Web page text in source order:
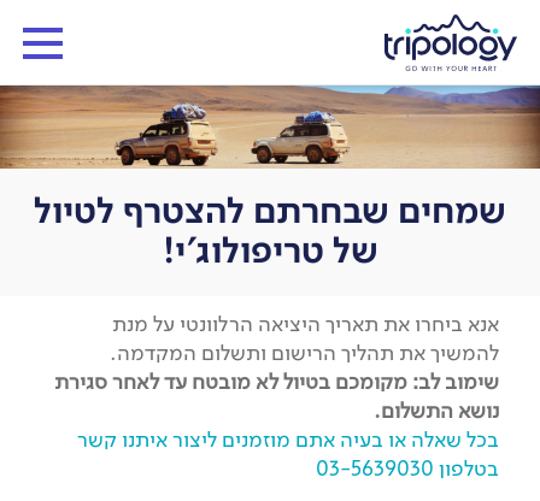
שמחים שבחרתם להצטרף לטיול
של טריפולוג'י!
אנא ביחרו את תאריך היציאה הרלוונטי על מנת
להמשיך את תהליך הרישום ותשלום המקדמה.
שימוב לב: מקומכם בטיול לא מובטח עד לאחר סגירת
נושא התשלום.
בכל שאלה או בעיה אתם מוזמנים ליצור איתנו קשר
בטלפון 03-5639030